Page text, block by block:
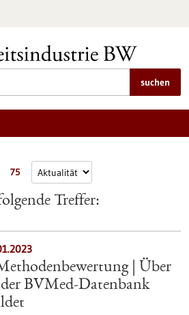
suchen
75
Treffer:
| Über
BVMed-Datenbank